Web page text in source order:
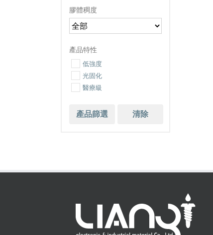
膠體稠度
產品特性
低強度
光固化
醫療級
產品篩選 清除